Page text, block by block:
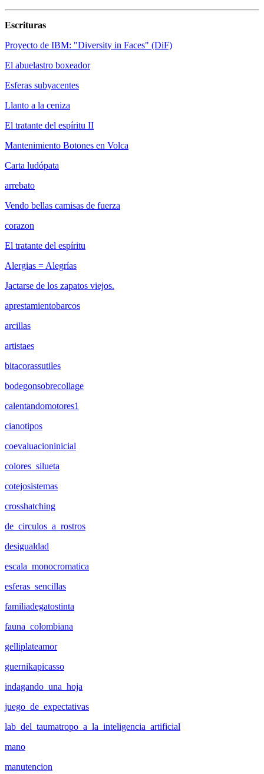
Escrituras
Proyecto de IBM: "Diversity in Faces" (DiF)
El abuelastro boxeador
Esferas subyacentes
Llanto a la ceniza
El tratante del espíritu II
Mantenimiento Botones en Volca
Carta ludópata
arrebato
Vendo bellas camisas de fuerza
corazon
El tratante del espíritu
Alergias = Alegrías
Jactarse de los zapatos viejos.
aprestamientobarcos
arcillas
artistaes
bitacorassutiles
bodegonsobrecollage
calentandomotores1
cianotipos
coevaluacioninicial
colores_silueta
cotejosistemas
crosshatching
de_circulos_a_rostros
desigualdad
escala_monocromatica
esferas_sencillas
familiadegatostinta
fauna_colombiana
gelliplateamor
guernikapicasso
indagando_una_hoja
juego_de_expectativas
lab_del_taumatropo_a_la_inteligencia_artificial
mano
manutencion